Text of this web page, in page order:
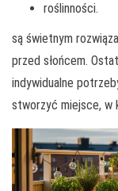
roślinności.
są świetnym
przed słońcem.
indywidualne
stworzyć miejsce, w